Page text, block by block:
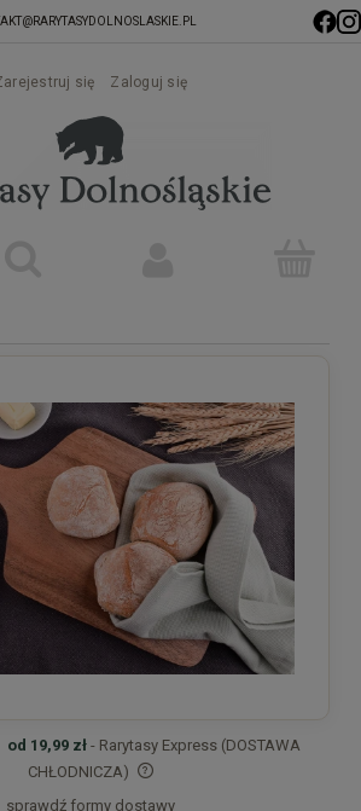
się Zaloguj się
od 19,99 zł - Rarytasy Express (DOSTAWA
CHŁODNICZA)
sprawdź formy dostawy